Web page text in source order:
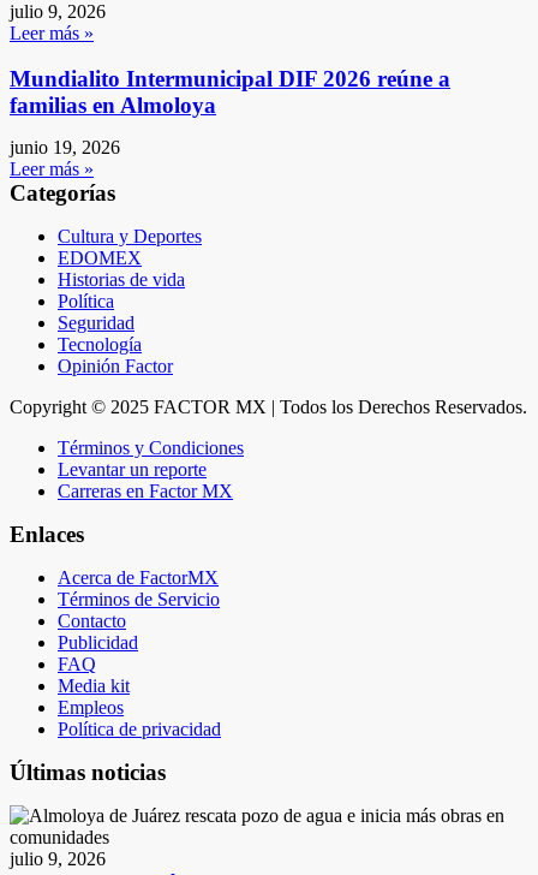
julio 9, 2026
Leer más »
Mundialito Intermunicipal DIF 2026 reúne a
familias en Almoloya
junio 19, 2026
Leer más »
Categorías
Cultura y Deportes
EDOMEX
Historias de vida
Política
Seguridad
Tecnología
Opinión Factor
Copyright © 2025 FACTOR MX | Todos los Derechos Reservados.
Términos y Condiciones
Levantar un reporte
Carreras en Factor MX
Enlaces
Acerca de FactorMX
Términos de Servicio
Contacto
Publicidad
FAQ
Media kit
Empleos
Política de privacidad
Últimas noticias
julio 9, 2026